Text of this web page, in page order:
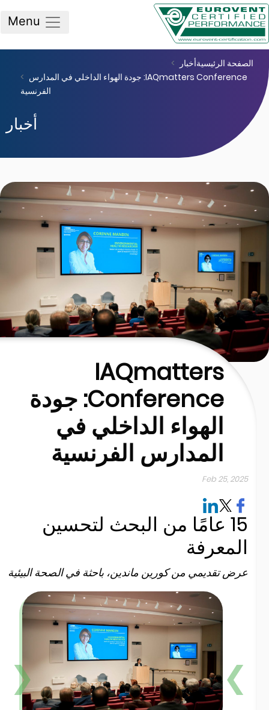
الرئيسيةأخبار
IAQmatters Conference: جودة الهواء الداخلي في المدارس
الفرنسية
أخبار
IAQmatters
Conference: جودة
الهواء الداخلي في
المدارس الفرنسية
Feb 25,
15 عامًا من البحث لتحسين
تقديمي من كورين ماندين، باحثة في الصحة البيئية
❮